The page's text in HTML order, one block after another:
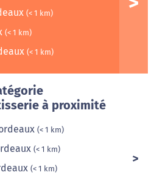
(< 1 km)
(< 1 km)
(< 1 km)
à proximité
(< 1 km)
(< 1 km)
(< 1 km)